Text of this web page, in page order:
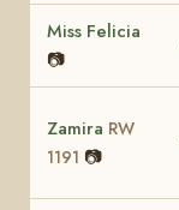
Miss Felicia
📷
Zamira RW
1191 📷